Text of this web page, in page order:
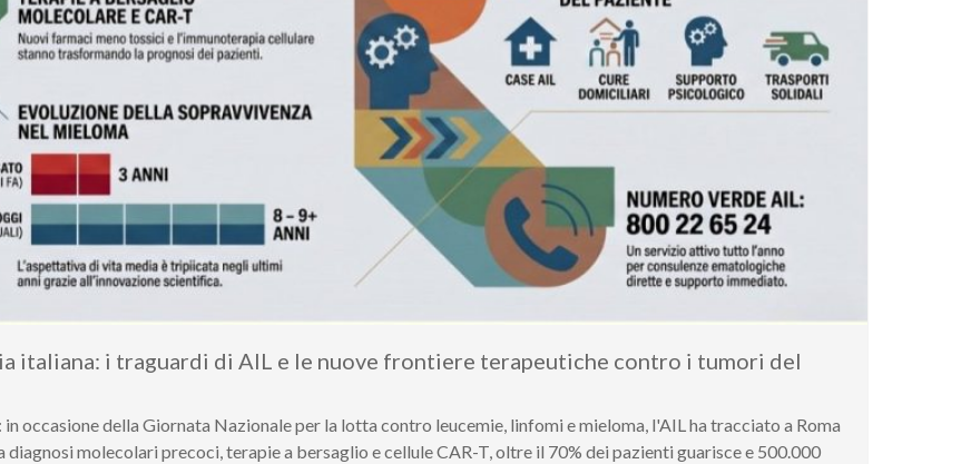
italiana: i traguardi di AIL e le nuove frontiere terapeutiche contro i tumori del
occasione della Giornata Nazionale per la lotta contro leucemie, linfomi e mieloma, l'AIL ha tracciato a Roma
molecolari precoci, terapie a bersaglio e cellule CAR-T, oltre il 70% dei pazienti guarisce e 500.000